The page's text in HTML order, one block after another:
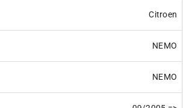
Citroen
NEMO
NEMO